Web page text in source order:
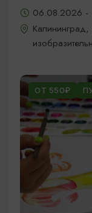
06.08.2026
ОТ 550₽